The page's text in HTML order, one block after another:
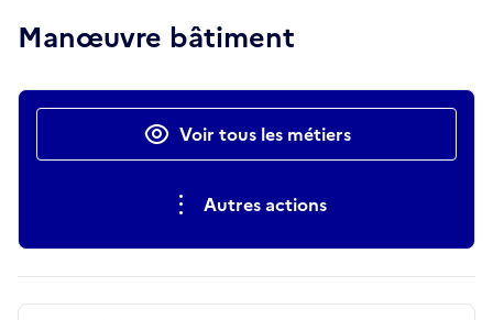
Manœuvre bâtiment
Actions rapidesVoir tous les métiers
Autres actions